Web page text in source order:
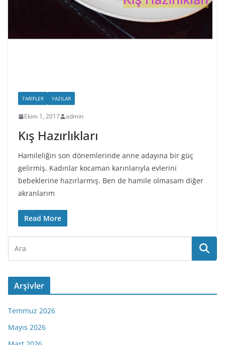
TARIFLER YAZILAR
Ekim 1, 2017 admin
Kış Hazırlıkları
Hamileliğin son dönemlerinde anne adayına bir güç
gelirmiş. Kadınlar kocaman karınlarıyla evlerini
bebeklerine hazırlarmış. Ben de hamile olmasam diğer
akranlarım
Read More
Arşivler
Temmuz 2026
Mayıs 2026